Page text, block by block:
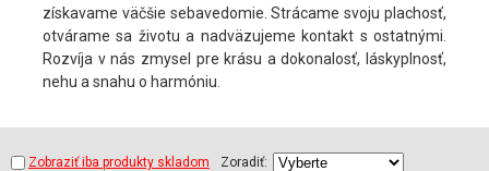
získavame väčšie sebavedomie. Strácame svoju plachosť,
otvárame sa životu a nadväzujeme kontakt s ostatnými.
Rozvíja v nás zmysel pre krásu a dokonalosť, láskyplnosť,
nehu a snahu o harmóniu.
Zobraziť iba produkty skladom Zoradiť: